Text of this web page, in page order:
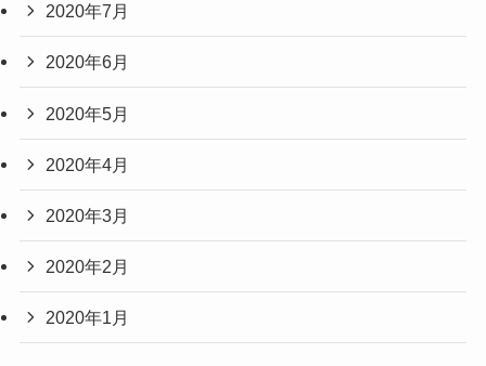
2020年7月
2020年6月
2020年5月
2020年4月
2020年3月
2020年2月
2020年1月